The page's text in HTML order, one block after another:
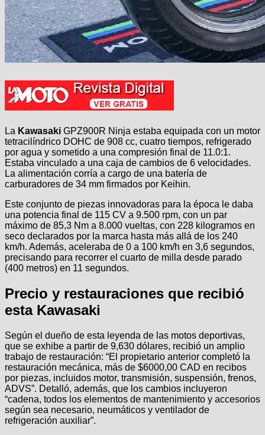
La Kawasaki GPZ900R Ninja estaba equipada con un motor
tetracilíndrico DOHC de 908 cc, cuatro tiempos, refrigerado
por agua y sometido a una compresión final de 11.0:1.
Estaba vinculado a una caja de cambios de 6 velocidades.
La alimentación corría a cargo de una batería de
carburadores de 34 mm firmados por Keihin.
Este conjunto de piezas innovadoras para la época le daba
una potencia final de 115 CV a 9.500 rpm, con un par
máximo de 85,3 Nm a 8.000 vueltas, con 228 kilogramos en
seco declarados por la marca hasta más allá de los 240
km/h­. Además, aceleraba de 0 a 100 km/h en 3,6 segundos,
precisando para recorrer el cuarto de milla desde parado
(400 metros) en 11 segundos.
Precio y restauraciones que recibió
esta Kawasaki
Según el dueño de esta leyenda de las motos deportivas,
que se exhibe a partir de 9,630 dólares, recibió un amplio
trabajo de restauración: “El propietario anterior completó la
restauración mecánica, más de $6000,00 CAD en recibos
por piezas, incluidos motor, transmisión, suspensión, frenos,
ADVS”. Detalló, además, que los cambios incluyeron
“cadena, todos los elementos de mantenimiento y accesorios
según sea necesario, neumáticos y ventilador de
refrigeración auxiliar”.